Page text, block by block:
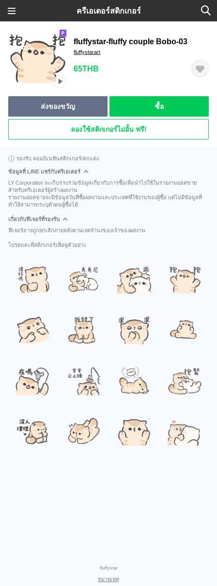
ครีเอเตอร์สติกเกอร์
fluffystar-fluffy couple Bobo-03
fluffystarart
65THB
ส่งของขวัญ ซื้อ
ลองใช้สติกเกอร์ไม่อั้น ฟรี!
รองรับ คอมบิเนชันสติกเกอร์/ตกแต่ง
ข้อมูลที่ LINE แชร์กับครีเอเตอร์
LY Corporation จะเก็บรวบรวมข้อมูลเกี่ยวกับการซื้อเพื่อนำไปใช้ในรายงานยอดขาย
สำหรับครีเอเตอร์ผู้สร้างผลงาน
รายงานยอดขายจะมีข้อมูลวันที่ซื้อผลงานและประเทศที่ใช้งานของผู้ซื้อ แต่ไม่มีข้อมูลที่
ทำให้สามารถระบุตัวตนผู้ซื้อได้
เกี่ยวกับฟีเจอร์ที่รองรับ
ฟีเจอร์อาจถูกยกเลิกภายหลังตามเจตจำนงของเจ้าของผลงาน
โปรดแตะที่สติกเกอร์เพื่อดูตัวอย่าง
fluffystar
หมายเหตุ